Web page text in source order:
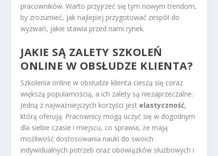
pracowników. Warto przyjrzeć się tym nowym trendom,
by zrozumieć, jak najlepiej przygotować zespół do
wyzwań, jakie stawia przed nami rynek.
JAKIE SĄ ZALETY SZKOLEŃ
ONLINE W OBSŁUDZE KLIENTA?
Szkolenia online w obsłudze klienta cieszą się coraz
większą popularnością, a ich zalety są niezaprzeczalne.
Jedną z najważniejszych korzyści jest elastyczność,
którą oferują. Pracownicy mogą uczyć się w dogodnym
dla siebie czasie i miejscu, co sprawia, że mają
możliwość dostosowania nauki do swoich
indywidualnych potrzeb oraz obowiązków służbowych i